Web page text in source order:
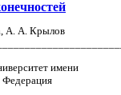
А. А. Крылов
имени
Федерация